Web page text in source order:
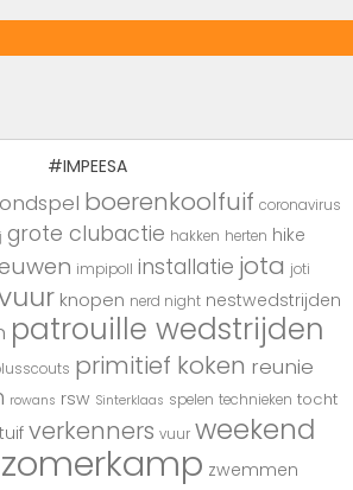
#IMPEESA
boerenkoolfuif coronavirus
grote clubactie hakken herten hike
impipoll installatie jota joti
knopen nerd night nestwedstrijden
patrouille wedstrijden
primitief koken reunie
rowans rsw Sinterklaas spelen technieken tocht
verkenners vuur weekend
zomerkamp zwemmen